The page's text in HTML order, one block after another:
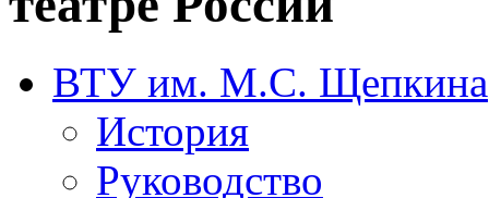
ВТУ им. М.С. Щепкина
История
Руководство